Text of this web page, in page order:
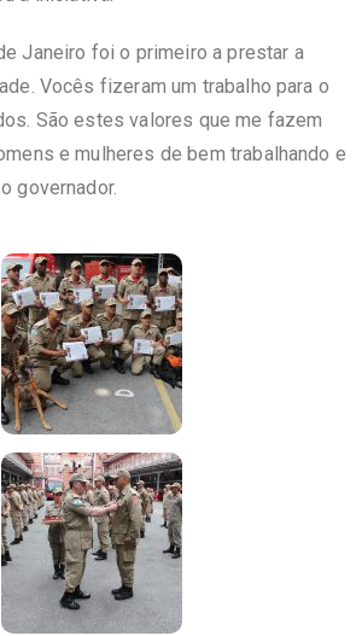
Janeiro foi o primeiro a prestar a
Vocês fizeram um trabalho para o
São estes valores que me fazem
e mulheres de bem trabalhando e
governador.